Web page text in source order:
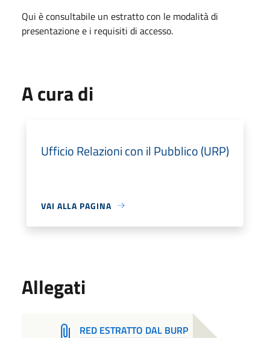
Qui è consultabile un estratto con le modalità di
presentazione e i requisiti di accesso.
A cura di
Ufficio Relazioni con il Pubblico (URP)
VAI ALLA PAGINA
Allegati
RED ESTRATTO DAL BURP